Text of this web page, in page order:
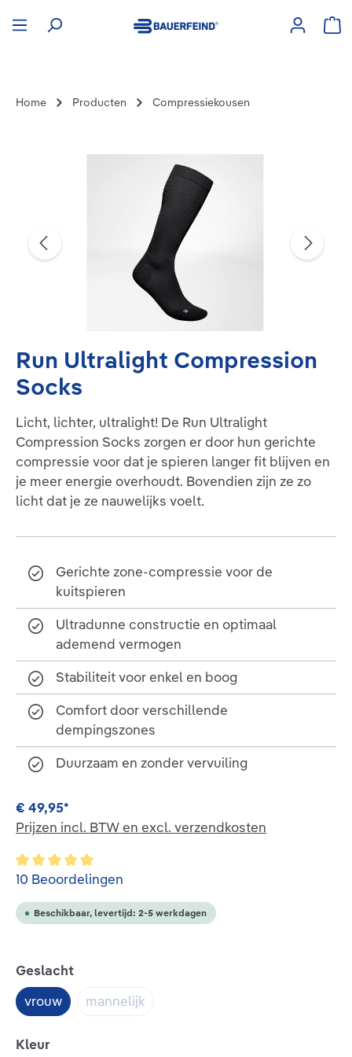
Home Producten Compressiekousen
Afbeeldingengalerij overslaan
Run Ultralight Compression
Socks
Licht, lichter, ultralight! De Run Ultralight
Compression Socks zorgen er door hun gerichte
compressie voor dat je spieren langer fit blijven en
je meer energie overhoudt. Bovendien zijn ze zo
licht dat je ze nauwelijks voelt.
Gerichte zone-compressie voor de
kuitspieren
Ultradunne constructie en optimaal
ademend vermogen
Stabiliteit voor enkel en boog
Comfort door verschillende
dempingszones
Duurzaam en zonder vervuiling
€ 49,95*
Prijzen incl. BTW en excl. verzendkosten
Gemiddelde waardering van 5 van 5 sterren
10 Beoordelingen
Beschikbaar, levertijd: 2-5 werkdagen
Selecteer
Geslacht
vrouw
mannelijk(Deze optie is momenteel niet
Selecteer
Kleur